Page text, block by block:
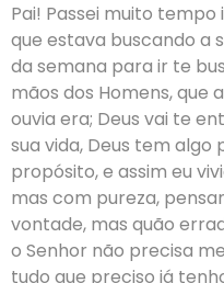
Pai! Passei muito
que estava buscando a
da semana para ir te
mãos dos Homens, que
ouvia era; Deus vai te
sua vida, Deus tem algo
propósito, e assim eu
mas com pureza,
vontade, mas quão
o Senhor não precisa
tudo que preciso já